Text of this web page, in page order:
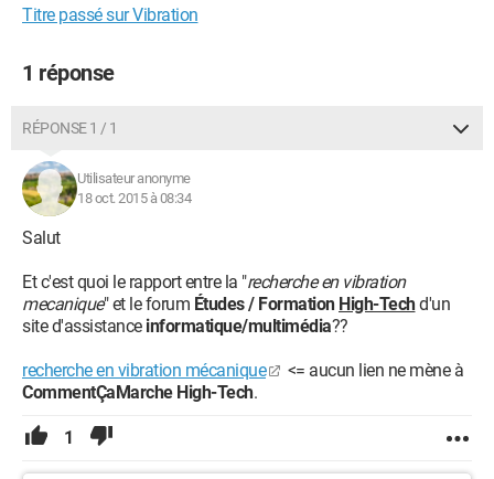
Titre passé sur Vibration
1 réponse
RÉPONSE 1 / 1
Utilisateur anonyme
18 oct. 2015 à 08:34
Salut
Et c'est quoi le rapport entre la "recherche en vibration
mecanique" et le forum Études / Formation High-Techd'un
site d'assistance informatique/multimédia??
recherche en vibration mécanique
<= aucun lien ne mène à
CommentÇaMarche High-Tech.
1